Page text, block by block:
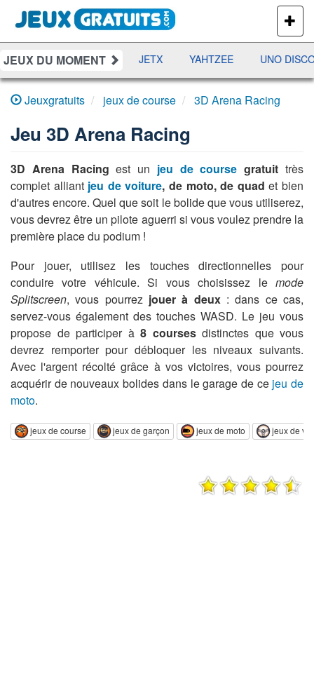
PLUS
DE
JEUX
JEUX DU MOMENT
DAMES RAMI JETX YAHTZEE UNO DISCO
Jeuxgratuits jeux de course 3D Arena Racing
Jeu 3D Arena Racing
3D Arena Racing est un jeu de course gratuit très
complet alliant jeu de voiture, de moto, de quad et bien
d'autres encore. Quel que soit le bolide que vous utiliserez,
vous devrez être un pilote aguerri si vous voulez prendre la
première place du podium !
Pour jouer, utilisez les touches directionnelles pour
conduire votre véhicule. Si vous choisissez le mode
Splitscreen, vous pourrez jouer à deux: dans ce cas,
servez-vous également des touches WASD. Le jeu vous
propose de participer à 8 coursesdistinctes que vous
devrez remporter pour débloquer les niveaux suivants.
Avec l'argent récolté grâce à vos victoires, vous pourrez
acquérir de nouveaux bolides dans le garage de ce jeu de
moto.
jeux de course jeux de garçon jeux de moto jeux de